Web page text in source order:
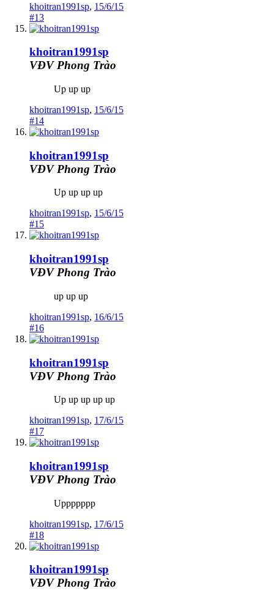
khoitran1991sp, 15/6/15
#13
khoitran1991sp
VĐV Phong Trào
Up up up
khoitran1991sp, 15/6/15
#14
khoitran1991sp
VĐV Phong Trào
Up up up up
khoitran1991sp, 15/6/15
#15
khoitran1991sp
VĐV Phong Trào
up up up
khoitran1991sp, 16/6/15
#16
khoitran1991sp
VĐV Phong Trào
Up up up up up
khoitran1991sp, 17/6/15
#17
khoitran1991sp
VĐV Phong Trào
Uppppppp
khoitran1991sp, 17/6/15
#18
khoitran1991sp
VĐV Phong Trào